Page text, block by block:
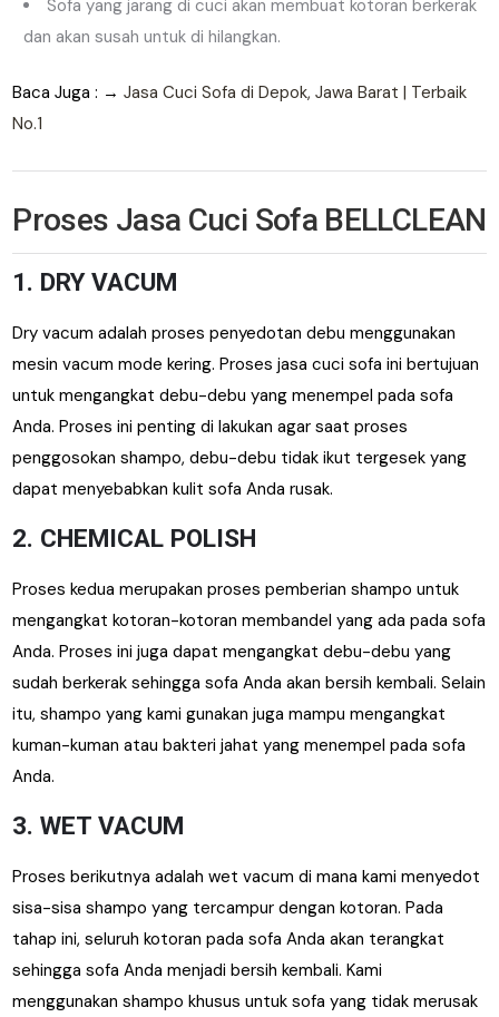
Sofa yang jarang di cuci akan membuat kotoran berkerak
dan akan susah untuk di hilangkan.
Baca Juga : → Jasa Cuci Sofa di Depok, Jawa Barat | Terbaik
No.1
Proses Jasa Cuci SofaBELLCLEAN
1. DRY VACUM
Dry vacum adalah proses penyedotan debu menggunakan
mesin vacum mode kering. Proses jasa cuci sofa ini bertujuan
untuk mengangkat debu-debu yang menempel pada sofa
Anda. Proses ini penting di lakukan agar saat proses
penggosokan shampo, debu-debu tidak ikut tergesek yang
dapat menyebabkan kulit sofa Anda rusak.
2. CHEMICAL POLISH
Proses kedua merupakan proses pemberian shampo untuk
mengangkat kotoran-kotoran membandel yang ada pada sofa
Anda. Proses ini juga dapat mengangkat debu-debu yang
sudah berkerak sehingga sofa Anda akan bersih kembali. Selain
itu, shampo yang kami gunakan juga mampu mengangkat
kuman-kuman atau bakteri jahat yang menempel pada sofa
Anda.
3. WET VACUM
Proses berikutnya adalah wet vacum di mana kami menyedot
sisa-sisa shampo yang tercampur dengan kotoran. Pada
tahap ini, seluruh kotoran pada sofa Anda akan terangkat
sehingga sofa Anda menjadi bersih kembali. Kami
menggunakan shampo khusus untuk sofa yang tidak merusak